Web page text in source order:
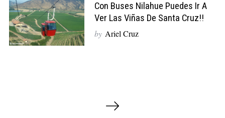
Con Buses Nilahue Puedes Ir A
Ver Las Viñas De Santa Cruz!!
by Ariel Cruz